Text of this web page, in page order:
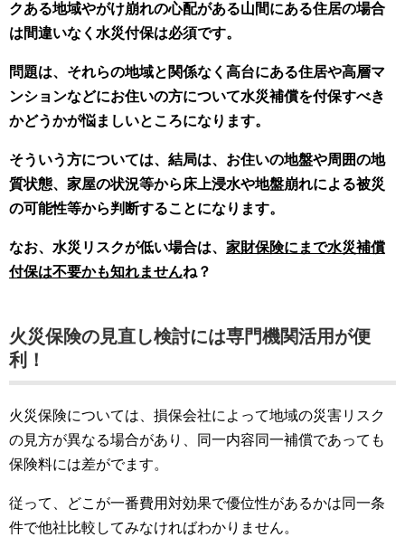
クある地域やがけ崩れの心配がある山間にある住居の場合
は間違いなく水災付保は必須です。
問題は、それらの地域と関係なく高台にある住居や高層マ
ンションなどにお住いの方について水災補償を付保すべき
かどうかが悩ましいところになります。
そういう方については、結局は、お住いの地盤や周囲の地
質状態、家屋の状況等から床上浸水や地盤崩れによる被災
の可能性等から判断することになります。
なお、水災リスクが低い場合は、 家財保険にまで水災補償
付保は不要かも知れませんね？
火災保険の見直し検討には専門機関活用が便
利！
火災保険については、損保会社によって地域の災害リスク
の見方が異なる場合があり、同一内容同一補償であっても
保険料には差がでます。
従って、どこが一番費用対効果で優位性があるかは同一条
件で他社比較してみなければわかりません。